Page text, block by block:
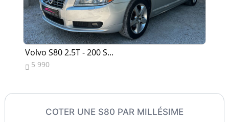
Volvo S80 2.5T - 200 S...
 5 990
COTER UNE S80 PAR MILLÉSIME